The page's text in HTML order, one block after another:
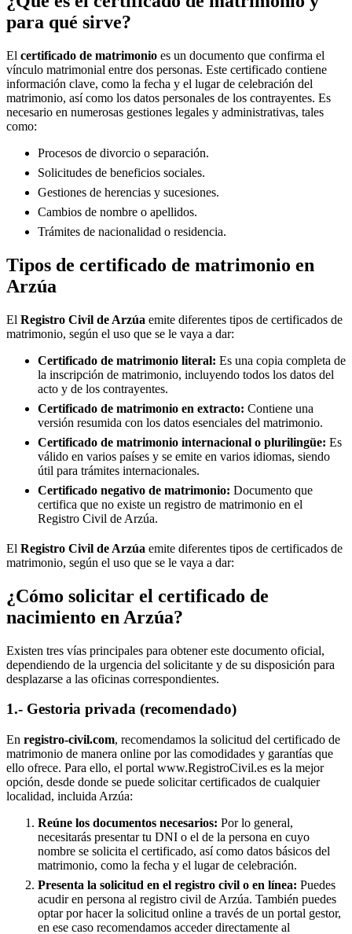
para qué sirve?
El certificado de matrimonio es un documento que confirma el
vínculo matrimonial entre dos personas. Este certificado contiene
información clave, como la fecha y el lugar de celebración del
matrimonio, así como los datos personales de los contrayentes. Es
necesario en numerosas gestiones legales y administrativas, tales
como:
Procesos de divorcio o separación.
Solicitudes de beneficios sociales.
Gestiones de herencias y sucesiones.
Cambios de nombre o apellidos.
Trámites de nacionalidad o residencia.
Tipos de certificado de matrimonio en
Arzúa
El Registro Civil de Arzúa emite diferentes tipos de certificados de
matrimonio, según el uso que se le vaya a dar:
Certificado de matrimonio literal: Es una copia completa de
la inscripción de matrimonio, incluyendo todos los datos del
acto y de los contrayentes.
Certificado de matrimonio en extracto: Contiene una
versión resumida con los datos esenciales del matrimonio.
Certificado de matrimonio internacional o plurilingüe: Es
válido en varios países y se emite en varios idiomas, siendo
útil para trámites internacionales.
Certificado negativo de matrimonio: Documento que
certifica que no existe un registro de matrimonio en el
Registro Civil de Arzúa.
El Registro Civil de Arzúa emite diferentes tipos de certificados de
matrimonio, según el uso que se le vaya a dar:
¿Cómo solicitar el certificado de
nacimiento en Arzúa?
Existen tres vías principales para obtener este documento oficial,
dependiendo de la urgencia del solicitante y de su disposición para
desplazarse a las oficinas correspondientes.
1.- Gestoria privada (recomendado)
En registro-civil.com, recomendamos la solicitud del certificado de
matrimonio de manera online por las comodidades y garantías que
ello ofrece. Para ello, el portal www.RegistroCivil.es es la mejor
opción, desde donde se puede solicitar certificados de cualquier
localidad, incluida Arzúa:
Reúne los documentos necesarios: Por lo general,
necesitarás presentar tu DNI o el de la persona en cuyo
nombre se solicita el certificado, así como datos básicos del
matrimonio, como la fecha y el lugar de celebración.
Presenta la solicitud en el registro civil o en línea: Puedes
acudir en persona al registro civil de Arzúa. También puedes
optar por hacer la solicitud online a través de un portal gestor,
en ese caso recomendamos acceder directamente al